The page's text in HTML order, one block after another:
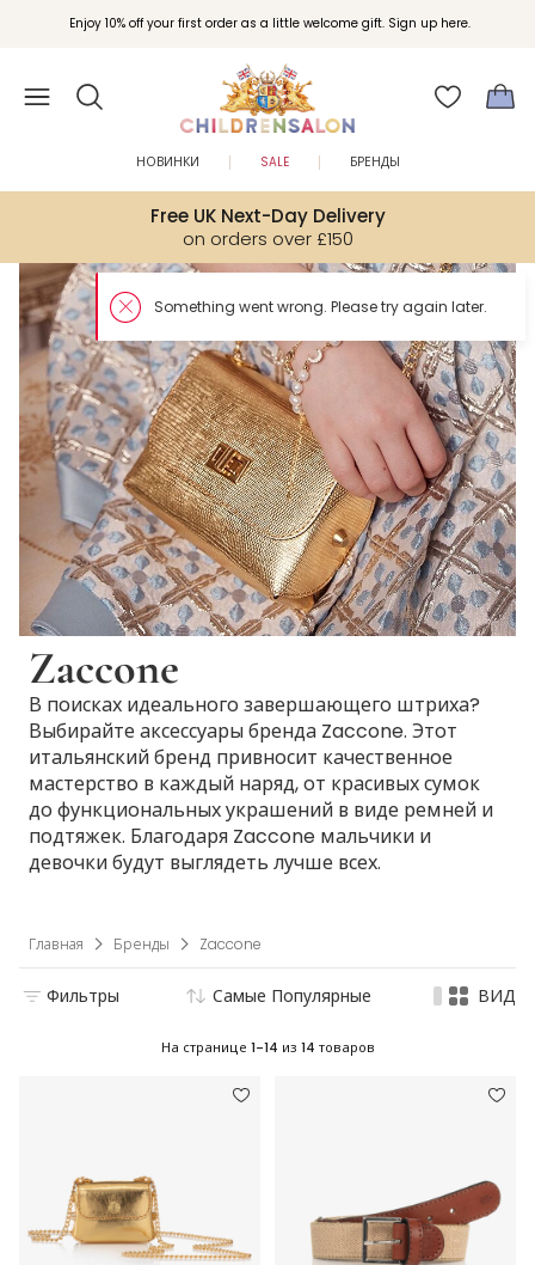
Enjoy 10% off your first order as a little welcome gift. Sign up here.
Free UK Next-Day Delivery
on orders over £150
НОВИНКИ SALE БРЕНДЫ
Zaccone
В поисках идеального завершающего штриха?
Выбирайте аксессуары бренда Zaccone. Этот
итальянский бренд привносит качественное
мастерство в каждый наряд, от красивых сумок
до функциональных украшений в виде ремней и
подтяжек. Благодаря Zaccone мальчики и
девочки будут выглядеть лучше всех.
Главная Бренды Zaccone
Фильтры Самые Популярные ВИД
На странице 1-14 из 14 товаров